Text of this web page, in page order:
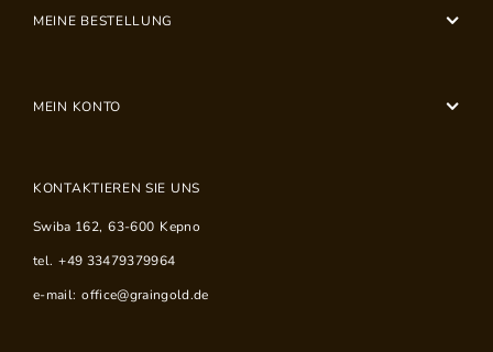
MEINE BESTELLUNG
MEIN KONTO
KONTAKTIEREN SIE UNS
Swiba 162, 63-600 Kepno
tel. +49 33479379964
e-mail: office@graingold.de